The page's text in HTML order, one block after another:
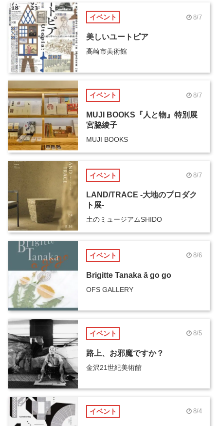
イベント 8/7
美しいユートピア
高崎市美術館
イベント 8/7
MUJI BOOKS『人と物』特別展
宮脇綾子
MUJI BOOKS
イベント 8/7
LAND/TRACE -大地のプロダク
ト展-
土のミュージアムSHIDO
イベント 8/6
Brigitte Tanaka ā go go
OFS GALLERY
イベント 8/5
路上、お邪魔ですか？
金沢21世紀美術館
イベント 8/4